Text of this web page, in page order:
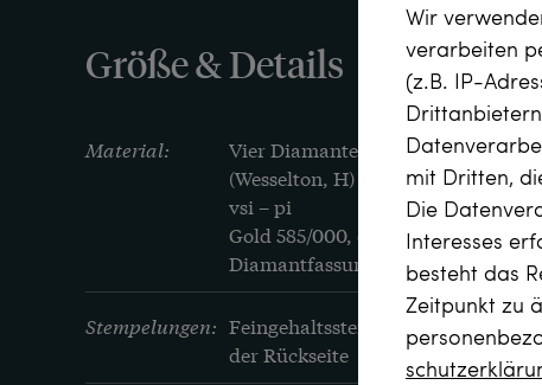
Größe & Details
Material:
Vier Diamanten im Altschliff, zus.
(Wesselton, H) – Leicht getöntes
vsi – pi
Gold 585/000, entspricht 14 Karat
Diamantfassungen aus Platin
Stempelungen: Feingehaltsstempel „585“ und
der Rückseite
Wir
verarbeiten
(z.B. IP-
mit Dritten,
Die
Interesses
besteht das
Zeitpunkt zu